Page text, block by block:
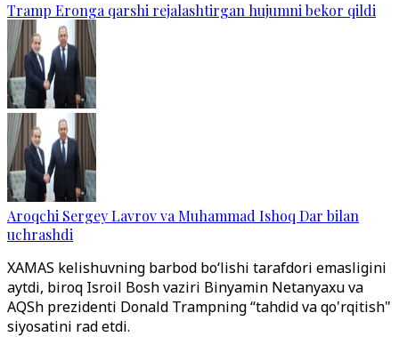
Tramp Eronga qarshi rejalashtirgan hujumni bekor qildi
Aroqchi Sergey Lavrov va Muhammad Ishoq Dar bilan
uchrashdi
XAMAS kelishuvning barbod bo‘lishi tarafdori emasligini
aytdi, biroq Isroil Bosh vaziri Binyamin Netanyaxu va
AQSh prezidenti Donald Trampning “tahdid va qo'rqitish"
siyosatini rad etdi.